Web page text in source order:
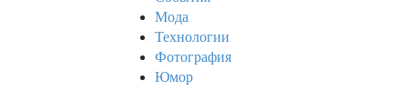
Мода
Технологии
Фотография
Юмор